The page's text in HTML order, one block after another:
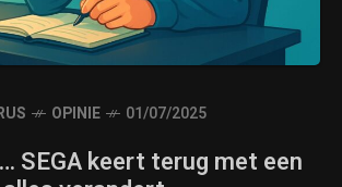
OPINIE 01/07/2025
SEGA keert terug met een